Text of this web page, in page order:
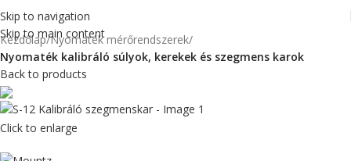
Skip to navigation
Skip to main content
Kezdőlap Nyomaték mérőrendszerek
Nyomaték kalibráló súlyok, kerekek és szegmens karok
Back to products
Click to enlarge